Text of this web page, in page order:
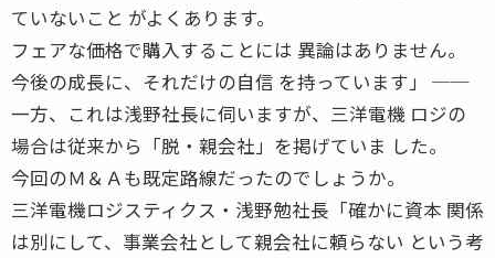
ていないこと がよくあります。
フェアな価格で購入することには 異論はありません。
今後の成長に、それだけの自信 を持っています」 ──
一方、これは浅野社長に伺いますが、三洋電機 ロジの
場合は従来から「脱・親会社」を掲げていま した。
今回のＭ＆Ａも既定路線だったのでしょうか。
三洋電機ロジスティクス・浅野勉社長「確かに資本 関係
は別にして、事業会社として親会社に頼らない という考